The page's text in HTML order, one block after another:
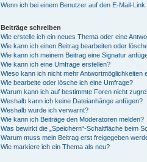
Wenn ich bei einem Benutzer auf den E-Mail-
Beiträge schreiben
Wie erstelle ich ein neues Thema oder eine
Wie kann ich einen Beitrag bearbeiten oder
Wie kann ich meinem Beitrag eine Signatur
Wie kann ich eine Umfrage erstellen?
Wieso kann ich nicht mehr Antwortmöglichkeiten
Wie bearbeite oder lösche ich eine Umfrage?
Warum kann ich auf bestimmte Foren nicht
Weshalb kann ich keine Dateianhänge anfügen?
Weshalb wurde ich verwarnt?
Wie kann ich Beiträge den Moderatoren melden?
Was bewirkt die „Speichern“-Schaltfläche beim
Warum muss mein Beitrag erst freigegeben
Wie markiere ich ein Thema als neu?